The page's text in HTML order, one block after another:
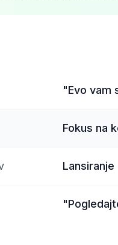
"Evo vam
Fokus na